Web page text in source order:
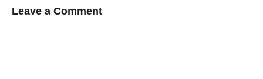
Leave a Comment